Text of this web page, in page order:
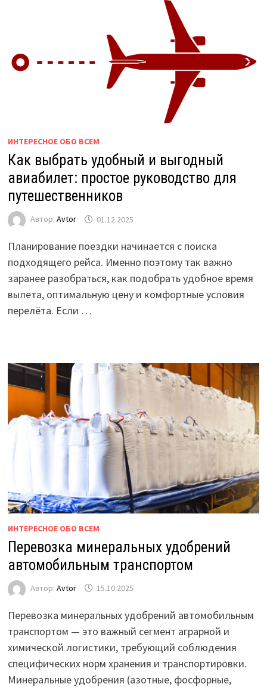
ИНТЕРЕСНОЕ ОБО ВСЕМ
Как выбрать удобный и выгодный
авиабилет: простое руководство для
путешественников
Автор: Avtor 01.12.2025
Планирование поездки начинается с поиска
подходящего рейса. Именно поэтому так важно
заранее разобраться, как подобрать удобное время
вылета, оптимальную цену и комфортные условия
перелёта. Если …
ИНТЕРЕСНОЕ ОБО ВСЕМ
Перевозка минеральных удобрений
автомобильным транспортом
Автор: Avtor 15.10.2025
Перевозка минеральных удобрений автомобильным
транспортом — это важный сегмент аграрной и
химической логистики, требующий соблюдения
специфических норм хранения и транспортировки.
Минеральные удобрения (азотные, фосфорные,